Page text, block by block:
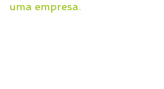
uma empresa.